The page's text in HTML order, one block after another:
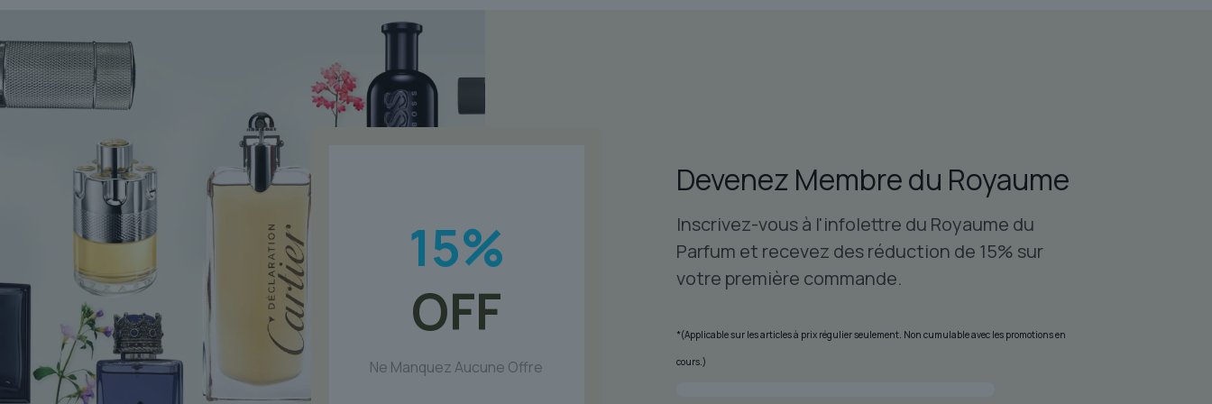
15%
OFF
Ne Manquez Aucune Offre
Devenez Membre du Royaume
Inscrivez-vous à l'infolettre du Royaume du
Parfum et recevez des réduction de 15% sur
votre première commande.
*(Applicable sur les articles à prix régulier seulement. Non cumulable avec les promotions en
cours.)